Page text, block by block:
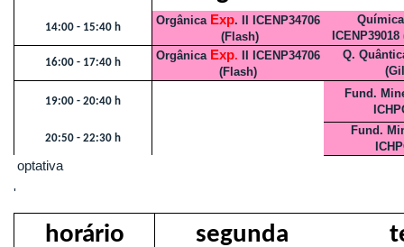
14:00 - 15:40 h
Orgânica Exp. II ICENP34706
(Flash)
16:00 - 17:40 h
Orgânica Exp. II ICENP34706
(Flash)
Q.
19:00 - 20:40 h
Fund.
20:50 - 22:30 h
Fund.
optativa
'
horário segunda